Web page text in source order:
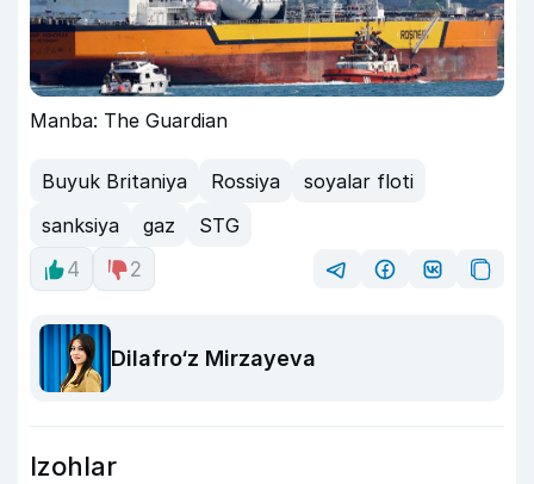
Manba: The Guardian
Buyuk Britaniya Rossiya
soyalar floti
sanksiya
gaz
STG
4
2
Dilafro‘z Mirzayeva
Izohlar